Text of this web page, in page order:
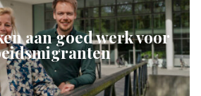
aan goed werk voor